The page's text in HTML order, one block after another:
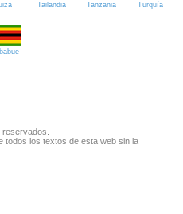
Tailandia Tanzania Turquía
todos los textos de esta web sin la